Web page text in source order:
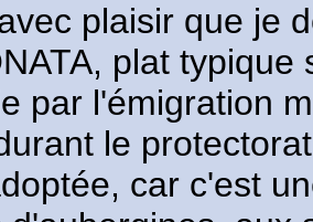
plaisir que je
plat
par l'émigration
le
car c'est